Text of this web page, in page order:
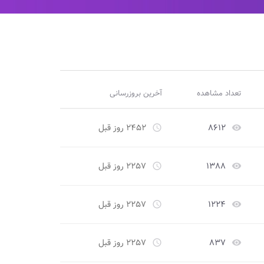
تعداد مشاهده آخرین بروزرسانی
remove_red_eye ۸۶۱۲ access_time ۲۴۵۲ روز قبل
remove_red_eye ۱۳۸۸ access_time ۲۲۵۷ روز قبل
remove_red_eye ۱۲۲۴ access_time ۲۲۵۷ روز قبل
remove_red_eye ۸۳۷ access_time ۲۲۵۷ روز قبل